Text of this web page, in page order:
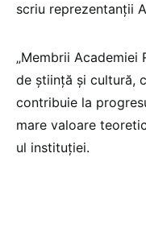
scriu reprezentanții
„Membrii Academiei
de știință și cultură,
contribuie la
mare valoare
ul instituției.